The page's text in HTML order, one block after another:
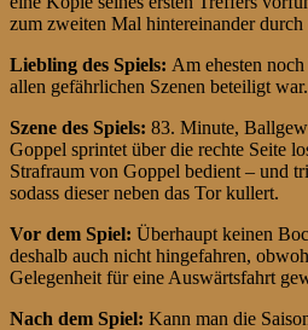
zum zweiten Mal hintereinander
Liebling des Spiels: Am ehesten
allen gefährlichen Szenen beteiligt war.
Szene des Spiels: 83. Minute,
Goppel sprintet über die rechte Seite
Strafraum von Goppel bedient – und
sodass dieser neben das Tor kullert.
Vor dem Spiel: Überhaupt keinen
deshalb auch nicht hingefahren,
Gelegenheit für eine Auswärtsfahrt
Nach dem Spiel: Kann man die